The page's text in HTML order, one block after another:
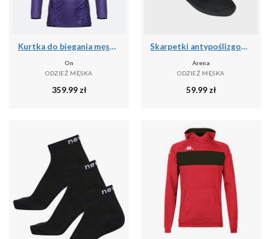
Kurtka do biegania męska On Zero
On
ODZIEŻ MĘSKA
359.99 zł
Skarpetki antypoślizgowe basenowe Arena
Arena
ODZIEŻ MĘSKA
59.99 zł